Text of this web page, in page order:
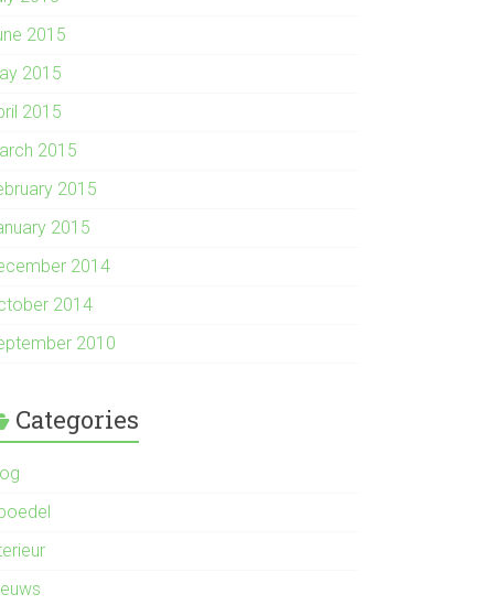
2015
2015
2015
2015
2015
2015
2014
2014
2010
Categories